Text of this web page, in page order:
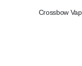
Crossbow